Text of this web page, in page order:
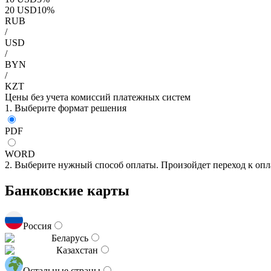
20 USD10%
RUB
/
USD
/
BYN
/
KZT
Цены без учета комиссий платежных систем
1. Выберите формат решения
PDF
WORD
2. Выберите нужный способ оплаты. Произойдет переход к
Банковские карты
Россия
Беларусь
Казахстан